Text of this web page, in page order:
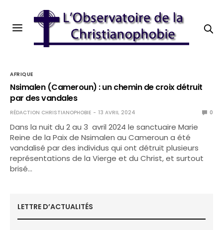
AFRIQUE
Nsimalen (Cameroun) : un chemin de croix détruit
par des vandales
RÉDACTION CHRISTIANOPHOBIE 13 AVRIL 2024 0
Dans la nuit du 2 au 3 avril 2024 le sanctuaire Marie
Reine de la Paix de Nsimalen au Cameroun a été
vandalisé par des individus qui ont détruit plusieurs
représentations de la Vierge et du Christ, et surtout
brisé…
LETTRE D’ACTUALITÉS